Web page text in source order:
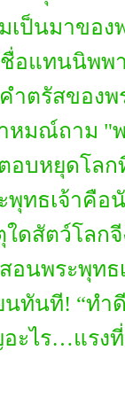
เป็นมาของ
อแทนนิพพ
ำตรัสของพ
หมณ์ถาม "พ
อบหยุดโล
พุทธเจ้าคือ
ใดสัตว์โลก
อนพระพุทธ
นทันที! “ทำ
ะไร…แรงที่